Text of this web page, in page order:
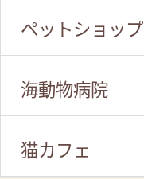
ペットショップ
海動物病院
猫カフェ